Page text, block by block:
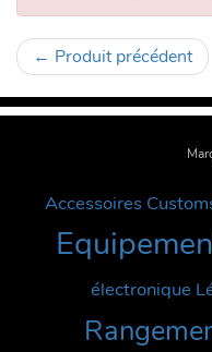
← Produit précédent
Accessoires
électronique